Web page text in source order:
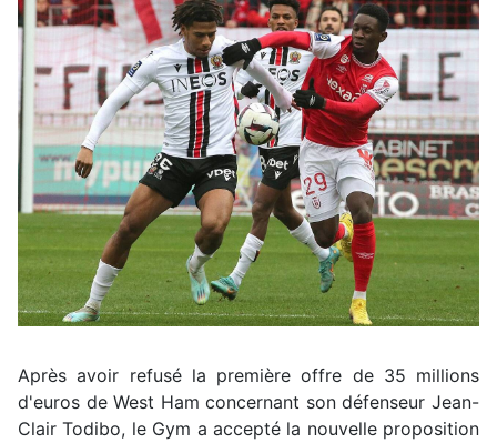
Après avoir refusé la première offre de 35 millions
d'euros de West Ham concernant son défenseur Jean-
Clair Todibo, le Gym a accepté la nouvelle proposition